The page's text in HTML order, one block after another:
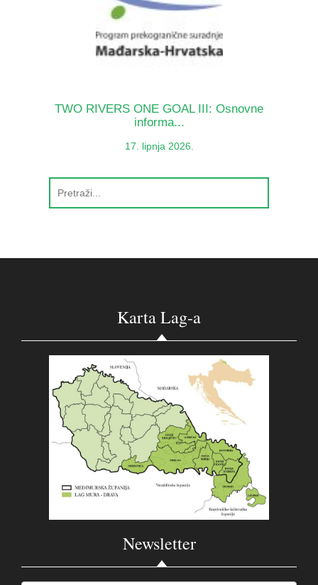
TWO RIVERS ONE GOAL III: Osnovne
informa...
17. lipnja 2026.
Karta Lag-a
Newsletter